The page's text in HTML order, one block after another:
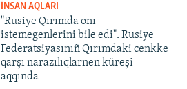
İNSAN AQLARI
"Rusiye Qırımda onı
istemegenlerini bile edi". Rusiye
Federatsiyasınıñ Qırımdaki cenkke
qarşı narazılıqlarnen küreşi
aqqında